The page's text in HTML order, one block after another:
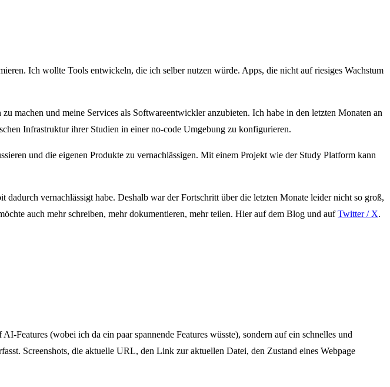
Ich wollte Tools entwickeln, die ich selber nutzen würde. Apps, die nicht auf riesiges Wachstum
machen und meine Services als Softwareentwickler anzubieten. Ich habe in den letzten Monaten an
Infrastruktur ihrer Studien in einer no-code Umgebung zu konfigurieren.
und die eigenen Produkte zu vernachlässigen. Mit einem Projekt wie der Study Platform kann
vernachlässigt habe. Deshalb war der Fortschritt über die letzten Monate leider nicht so groß,
auch mehr schreiben, mehr dokumentieren, mehr teilen. Hier auf dem Blog und aufTwitter / X.
Features (wobei ich da ein paar spannende Features wüsste), sondern auf ein schnelles und
Screenshots, die aktuelle URL, den Link zur aktuellen Datei, den Zustand eines Webpage